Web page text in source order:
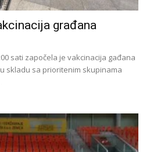
građana
sati započela je vakcinacija gađana
skladu sa prioritenim skupinama